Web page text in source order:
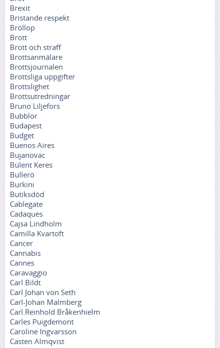
Brexit
Bristande respekt
Bröllop
Brott
Brott och straff
Brottsanmälare
Brottsjournalen
Brottsliga uppgifter
Brottslighet
Brottsutredningar
Bruno Liljefors
Bubblor
Budapest
Budget
Buenos Aires
Bujanovac
Bülent Keres
Bullerö
Burkini
Butiksdöd
Cablegate
Cadaques
Cajsa Lindholm
Camilla Kvartoft
Cancer
Cannabis
Cannes
Caravaggio
Carl Bildt
Carl Johan von Seth
Carl-Johan Malmberg
Carl.Reinhold Bråkenhielm
Carles Puigdemont
Caroline Ingvarsson
Casten Almqvist